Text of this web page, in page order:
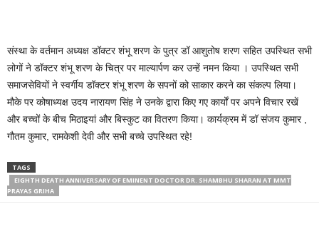
संस्था के वर्तमान अध्यक्ष डॉक्टर शंभू शरण के पुत्र डॉ आशुतोष शरण सहित उपस्थित सभी
लोगों ने डॉक्टर शंभू शरण के चित्र पर माल्यार्पण कर उन्हें नमन किया । उपस्थित सभी
समाजसेवियों ने स्वर्गीय डॉक्टर शंभू शरण के सपनों को साकार करने का संकल्प लिया।
मौके पर कोषाध्यक्ष उदय नारायण सिंह ने उनके द्वारा किए गए कार्यों पर अपने विचार रखें
और बच्चों के बीच मिठाइयां और बिस्कुट का वितरण किया। कार्यक्रम में डॉ संजय कुमार ,
गौतम कुमार, रामकेशी देवी और सभी बच्चे उपस्थित रहे!
TAGS
EIGHTH DEATH ANNIVERSARY OF EMINENT DOCTOR DR. SHAMBHU SHARAN AT MMT
PRAYAS GRIHA